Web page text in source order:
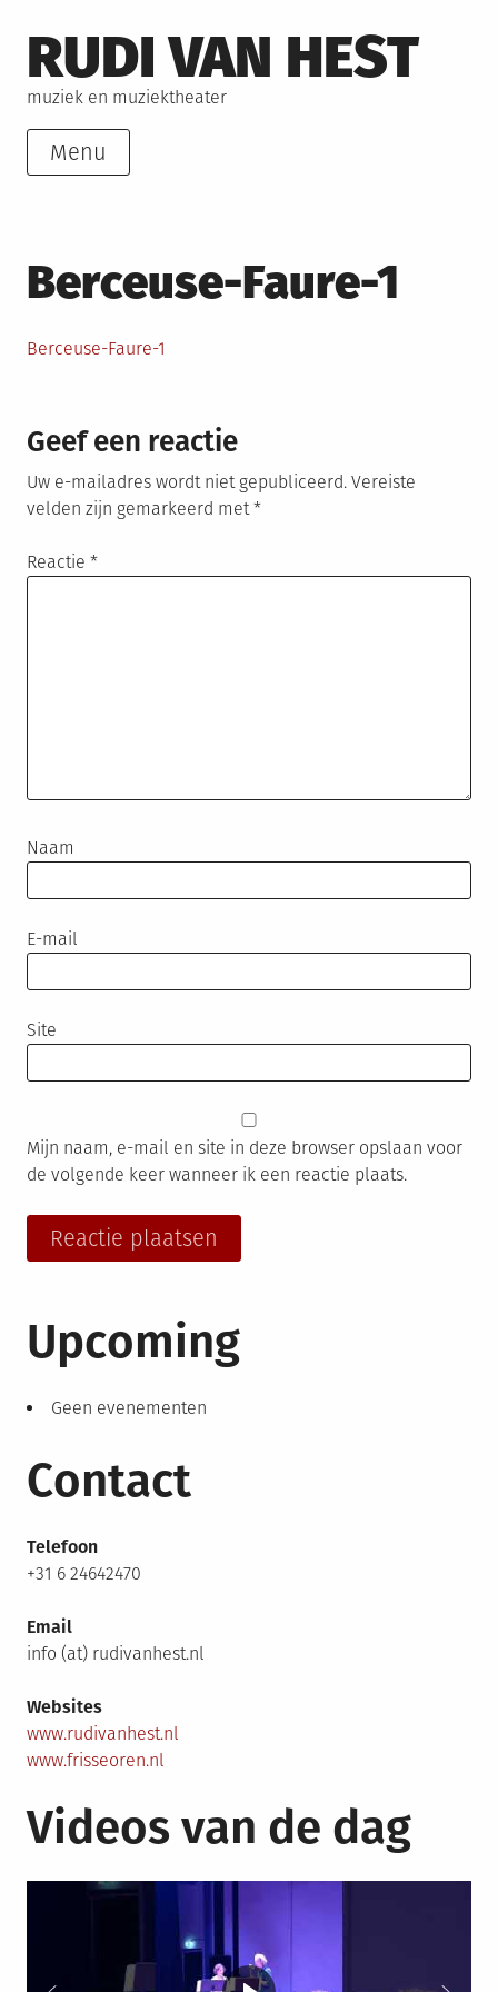
to
content
RUDI VAN HEST
muziek en muziektheater
Menu
Berceuse-Faure-1
Berceuse-Faure-1
Geef een reactie
Uw e-mailadres wordt niet gepubliceerd. Vereiste
velden zijn gemarkeerd met*
Reactie *
Naam
E-mail
Site
Mijn naam, e-mail en site in deze browser opslaan voor
de volgende keer wanneer ik een reactie plaats.
Upcoming
Geen evenementen
Contact
Telefoon
+31 6 24642470
Email
info (at) rudivanhest.nl
Websites
www.rudivanhest.nl
www.frisseoren.nl
Videos van de dag